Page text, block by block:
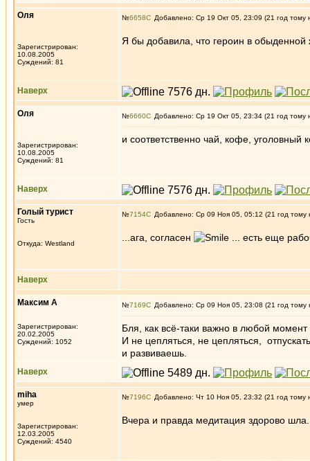
Оля
Зарегистрирован:
10.08.2005
Суждений: 81
№6658 Добавлено: Ср 19 Окт 05, 23:09 (21 год тому
Я бы добавила, что героин в обыденной
Наверх
Оля
Зарегистрирован:
10.08.2005
Суждений: 81
№6660 Добавлено: Ср 19 Окт 05, 23:34 (21 год тому
и соответственно чай, кофе, уголовный
Наверх
Голый турист
Гость
Откуда: Westland
№7154 Добавлено: Ср 09 Ноя 05, 05:12 (21 год тому
...ага, согласен ... есть еще
Наверх
Максим А
Зарегистрирован:
20.02.2005
Суждений: 1052
№7169 Добавлено: Ср 09 Ноя 05, 23:08 (21 год тому
Бля, как всё-таки важно в любой
И не цепляться, не цепляться,
и развиваешь.
Наверх
miha
умер
Зарегистрирован:
12.03.2005
Суждений: 4540
№7196 Добавлено: Чт 10 Ноя 05, 23:32 (21 год тому
Вчера и правда медитация здорово шла.